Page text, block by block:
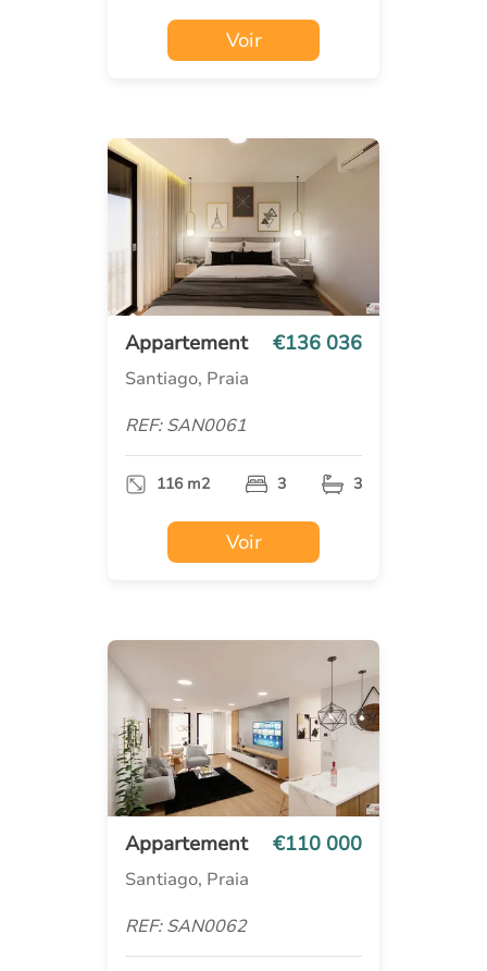
Voir
Appartement €136 036
Santiago, Praia
REF: SAN0061
116 m2 3 3
Voir
Appartement €110 000
Santiago, Praia
REF: SAN0062